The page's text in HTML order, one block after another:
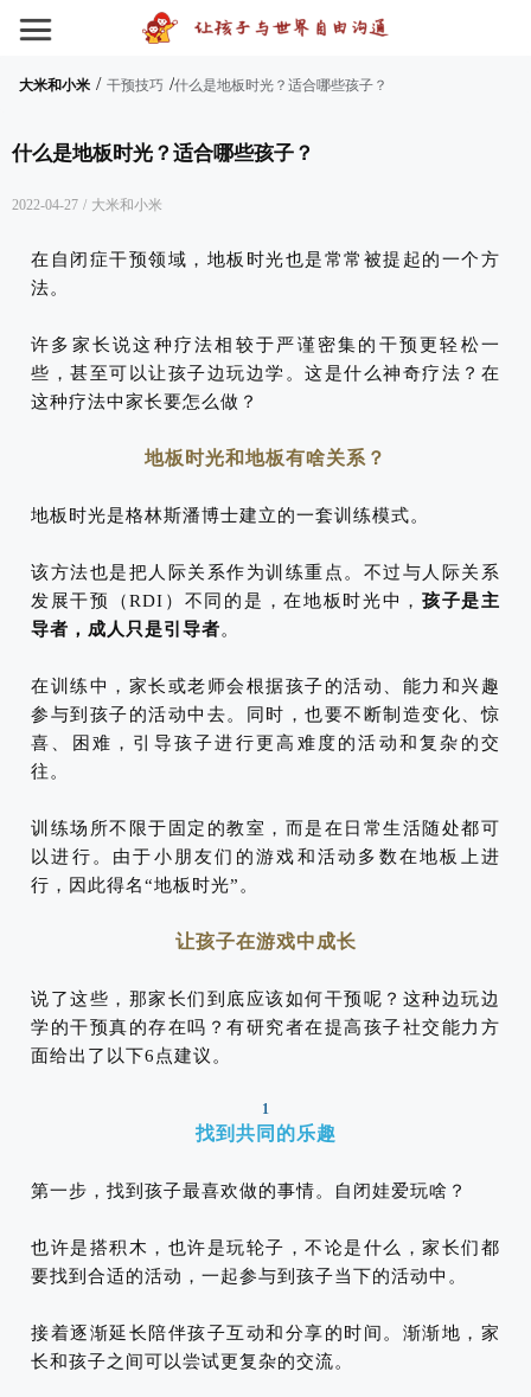
大米和小米 / 干预技巧 /什么是地板时光？适合哪些孩子？
什么是地板时光？适合哪些孩子？
2022-04-27 / 大米和小米
在自闭症干预领域，地板时光也是常常被提起的一个方
法。
许多家长说这种疗法相较于严谨密集的干预更轻松一
些，甚至可以让孩子边玩边学。这是什么神奇疗法？在
这种疗法中家长要怎么做？
地板时光和地板有啥关系？
地板时光是格林斯潘博士建立的一套训练模式。
该方法也是把人际关系作为训练重点。不过与人际关系
发展干预（RDI）不同的是，在地板时光中， 孩子是主
导者，成人只是引导者。
在训练中，家长或老师会根据孩子的活动、能力和兴趣
参与到孩子的活动中去。同时，也要不断制造变化、惊
喜、困难，引导孩子进行更高难度的活动和复杂的交
往。
训练场所不限于固定的教室，而是在日常生活随处都可
以进行。由于小朋友们的游戏和活动多数在地板上进
行，因此得名“地板时光”。
让孩子在游戏中成长
说了这些，那家长们到底应该如何干预呢？这种边玩边
学的干预真的存在吗？有研究者在提高孩子社交能力方
面给出了以下6点建议。
1
找到共同的乐趣
第一步，找到孩子最喜欢做的事情。自闭娃爱玩啥？
也许是搭积木，也许是玩轮子，不论是什么，家长们都
要找到合适的活动，一起参与到孩子当下的活动中。
接着逐渐延长陪伴孩子互动和分享的时间。渐渐地，家
长和孩子之间可以尝试更复杂的交流。